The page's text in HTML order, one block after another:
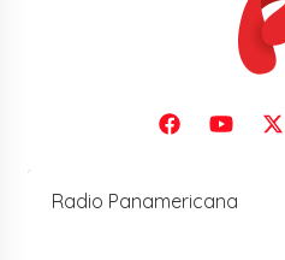
Radio Panamericana